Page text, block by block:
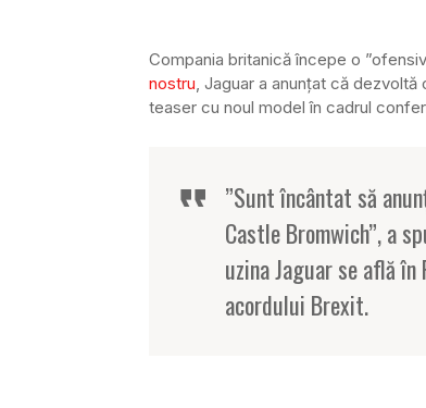
Compania britanică începe o
nostru, Jaguar a anunțat că
teaser cu noul model în cadrul
”Sunt încântat să
Castle Bromwich”, a
uzina Jaguar se află
acordului Brexit.